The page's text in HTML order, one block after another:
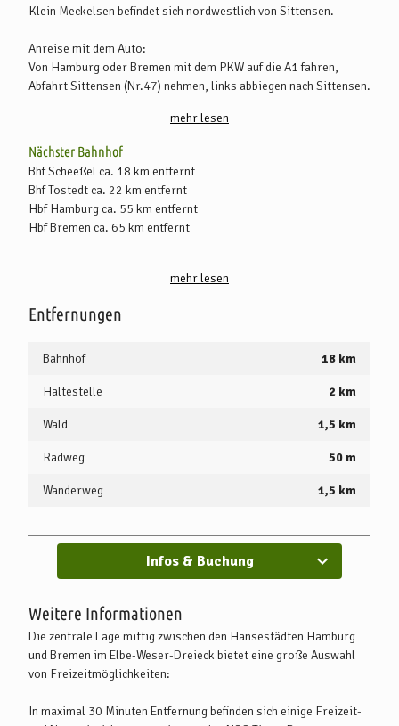
Klein Meckelsen befindet sich nordwestlich von Sittensen.
Anreise mit dem Auto:
Von Hamburg oder Bremen mit dem PKW auf die A1 fahren,
Abfahrt Sittensen (Nr.47) nehmen, links abbiegen nach Sittensen.
rechts abbiegen nach Klein Meckelsen. Das Haus befindet sich
auf der linken Seite im Ortsmittelpunkt.
mehr lesen
Nächster Bahnhof
Bhf Scheeßel ca. 18 km entfernt
Bhf Tostedt ca. 22 km entfernt
Hbf Hamburg ca. 55 km entfernt
Hbf Bremen ca. 65 km entfernt
die Regionalbahn "metronom" bis zum Bhf Tostedt. Von dort
Samstag, nach Groß Meckelsen. Von dort sind es ca. 2 km zu Fuß
mehr lesen
Entfernungen
Bahnhof 18 km
Haltestelle 2 km
Wald 1,5 km
Radweg 50 m
Wanderweg 1,5 km
Weitere Informationen
Die zentrale Lage mittig zwischen den Hansestädten Hamburg
und Bremen im Elbe-Weser-Dreieck bietet eine große Auswahl
von Freizeitmöglichkeiten:
In maximal 30 Minuten Entfernung befinden sich einige Freizeit-
Infos & Buchung